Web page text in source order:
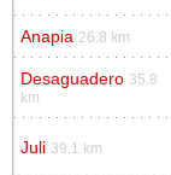
Anapia 26.8 km
Desaguadero 35.8
km
Juli 39.1 km